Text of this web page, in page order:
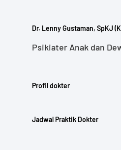
Dr. Lenny Gustaman, SpKJ
Psikiater Anak dan
Profil dokter
Jadwal Praktik Dokter